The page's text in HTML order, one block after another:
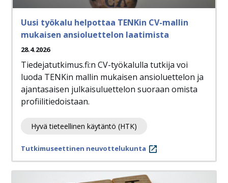
Uusi työkalu helpottaa TENKin CV-mallin
mukaisen ansioluettelon laatimista
28.4.2026
Tiedejatutkimus.fi:n CV-työkalulla tutkija voi
luoda TENKin mallin mukaisen ansioluettelon ja
ajantasaisen julkaisuluettelon suoraan omista
profiilitiedoistaan.
Hyvä tieteellinen käytäntö (HTK)
Tutkimuseettinen neuvottelukunta